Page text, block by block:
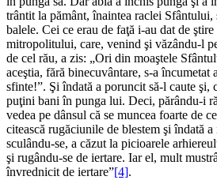
trântit la pământ, înaintea raclei
balele. Cei ce erau de faţă i-au dat de ştire
mitropolitului, care, venind şi văzându-l
de cel rău, a zis: „Ori din moaştele
aceştia, fără binecuvântare, s-a încumetat
sfinte!”. Şi îndată a poruncit să-l caute şi,
puţini bani în punga lui. Deci, părându-i
vedea pe dânsul că se muncea foarte de
citească rugăciunile de blestem şi îndată
sculându-se, a căzut la picioarele
şi rugându-se de iertare. Iar el, mult
învrednicit de iertare”[4].